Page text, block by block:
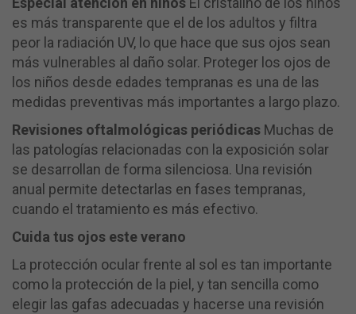
es más transparente que el de los adultos y filtra
peor la radiación UV, lo que hace que sus ojos sean
más vulnerables al daño solar. Proteger los ojos de
los niños desde edades tempranas es una de las
medidas preventivas más importantes a largo plazo.
Revisiones oftalmológicas periódicas Muchas de
las patologías relacionadas con la exposición solar
se desarrollan de forma silenciosa. Una revisión
anual permite detectarlas en fases tempranas,
cuando el tratamiento es más efectivo.
Cuida tus ojos este verano
La protección ocular frente al sol es tan importante
como la protección de la piel, y tan sencilla como
elegir las gafas adecuadas y hacerse una revisión